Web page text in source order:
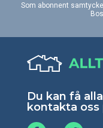
Som abonnent
Du kan få
kontakta oss